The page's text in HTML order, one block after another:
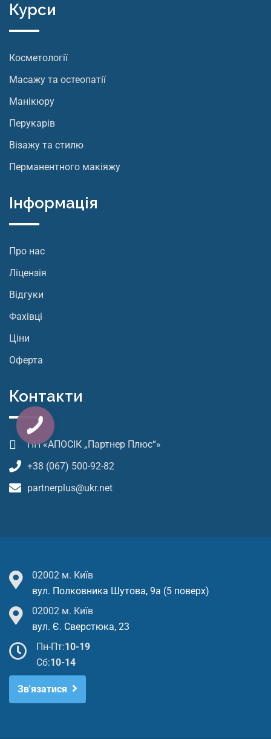
Курси
Косметології
Масажу та остеопатії
Манікюру
Перукарів
Візажу та стилю
Перманентного макіяжу
Інформація
Про нас
Ліцензія
Відгуки
Фахівці
Ціни
Оферта
Контакти
ПП «АПОСІК „Партнер Плюс“»
+38 (067) 500-92-82
partnerplus@ukr.net
02002 м. Київ
вул. Полковника Шутова, 9а (5 поверх)
02002 м. Київ
вул. Є. Сверстюка, 23
Пн-Пт:10-19
Cб:10-14
Зв'язатися